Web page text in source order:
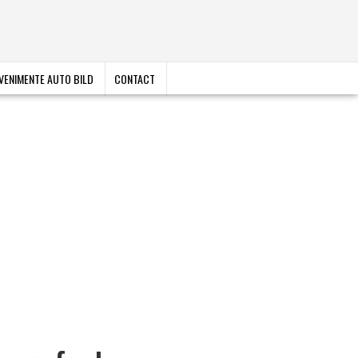
AUTO BILD CONTACT